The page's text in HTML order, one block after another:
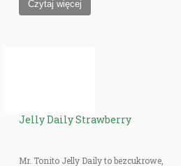
Jelly Daily Strawberry
Mr. Tonito Jelly Daily to bezcukrowe,